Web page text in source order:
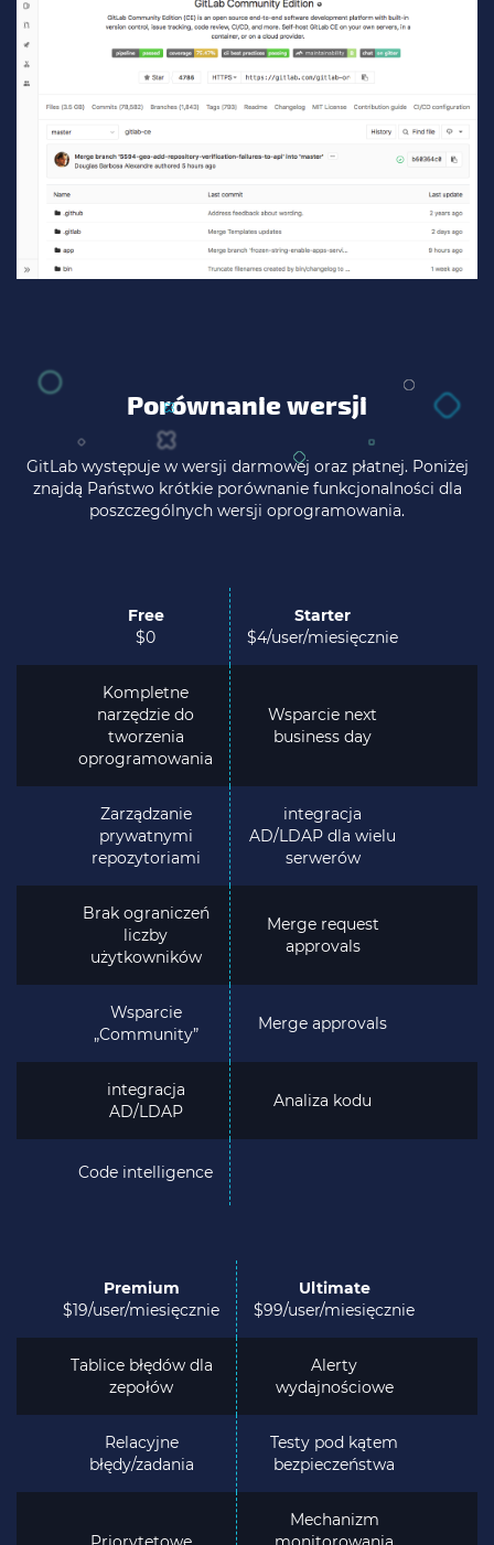
Porównanie wersji
GitLab występuje w wersji darmowej oraz płatnej. Poniżej
znajdą Państwo krótkie porównanie funkcjonalności dla
poszczególnych wersji oprogramowania.
Free
$0
Starter
$4/user/miesięcznie
Kompletne
narzędzie do
tworzenia
oprogramowania
Wsparcie next
business day
Zarządzanie
prywatnymi
repozytoriami
integracja
AD/LDAP dla wielu
serwerów
Brak ograniczeń
liczby
użytkowników
Merge request
approvals
Wsparcie
„Community”
Merge approvals
integracja
AD/LDAP
Analiza kodu
Code intelligence
Premium
$19/user/miesięcznie
Ultimate
$99/user/miesięcznie
Tablice błędów dla
zepołów
Alerty
wydajnościowe
Relacyjne
błędy/zadania
Testy pod kątem
bezpieczeństwa
Mechanizm